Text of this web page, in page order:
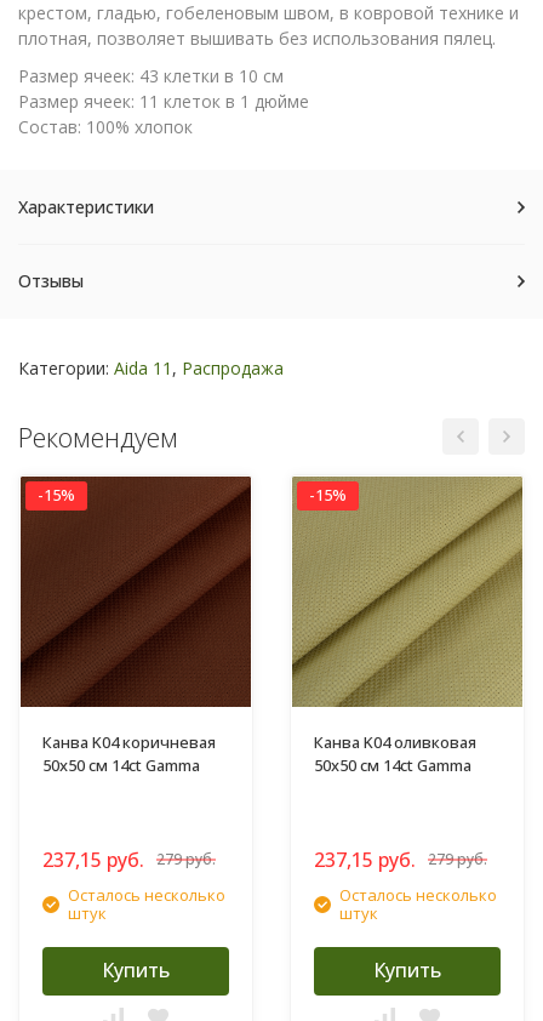
крестом, гладью, гобеленовым швом, в ковровой технике и
плотная, позволяет вышивать без использования пялец.
Размер ячеек: 43 клетки в 10 см
Размер ячеек: 11 клеток в 1 дюйме
Состав: 100% хлопок
Характеристики
Отзывы
Категории: Aida 11 , Распродажа
Рекомендуем
-15%
Канва K04 коричневая
50х50 см 14ct Gamma
237,15 руб. 279 руб.
Осталось несколько
штук
Купить
-15%
Канва K04 оливковая
50х50 см 14ct Gamma
237,15 руб. 279 руб.
Осталось несколько
штук
Купить